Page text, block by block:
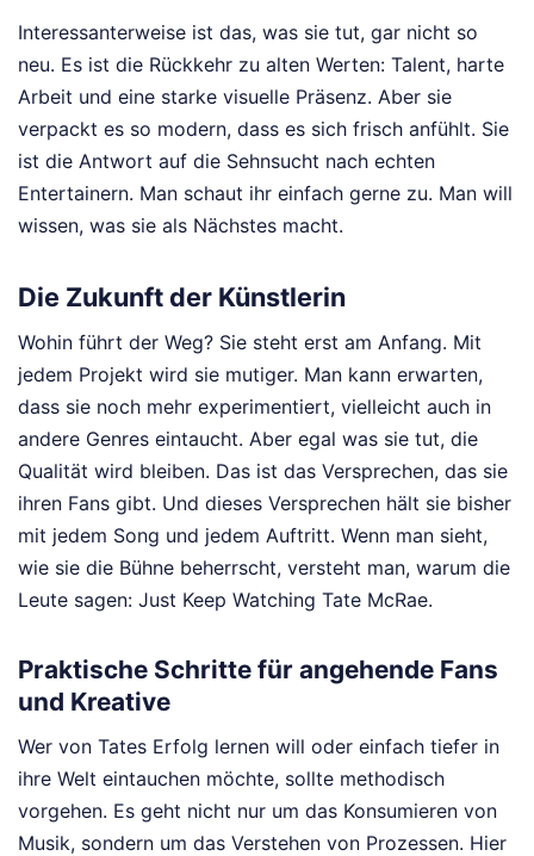
Interessanterweise ist das, was sie tut, gar nicht so
neu. Es ist die Rückkehr zu alten Werten: Talent, harte
Arbeit und eine starke visuelle Präsenz. Aber sie
verpackt es so modern, dass es sich frisch anfühlt. Sie
ist die Antwort auf die Sehnsucht nach echten
Entertainern. Man schaut ihr einfach gerne zu. Man will
wissen, was sie als Nächstes macht.
Die Zukunft der Künstlerin
Wohin führt der Weg? Sie steht erst am Anfang. Mit
jedem Projekt wird sie mutiger. Man kann erwarten,
dass sie noch mehr experimentiert, vielleicht auch in
andere Genres eintaucht. Aber egal was sie tut, die
Qualität wird bleiben. Das ist das Versprechen, das sie
ihren Fans gibt. Und dieses Versprechen hält sie bisher
mit jedem Song und jedem Auftritt. Wenn man sieht,
wie sie die Bühne beherrscht, versteht man, warum die
Leute sagen: Just Keep Watching Tate McRae.
Praktische Schritte für angehende Fans
und Kreative
Wer von Tates Erfolg lernen will oder einfach tiefer in
ihre Welt eintauchen möchte, sollte methodisch
vorgehen. Es geht nicht nur um das Konsumieren von
Musik, sondern um das Verstehen von Prozessen. Hier